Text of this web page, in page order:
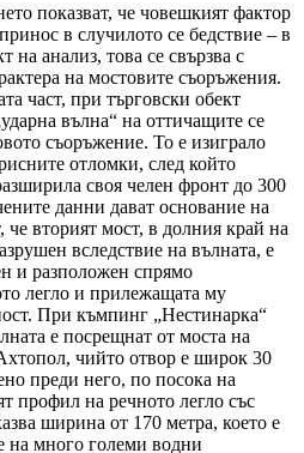
показват, че човешкият фактор
в случилото се бедствие – в
на анализ, това се свързва с
на мостовите съоръжения.
част, при търговски обект
вълна“ на оттичащите се
съоръжение. То е изиграло
отломки, след който
своя челен фронт до 300
данни дават основание на
че вторият мост, в долния край на
вследствие на вълната, е
и разположен спрямо
легло и прилежащата му
При къмпинг „Нестинарка“
е посрещнат от моста на
чийто отвор е широк 30
преди него, по посока на
профил на речното легло със
ширина от 170 метра, което е
на много големи водни